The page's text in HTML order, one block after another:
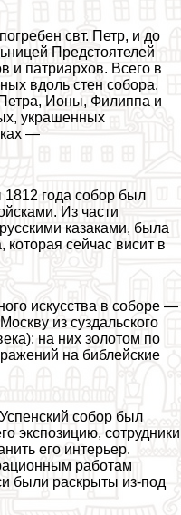
свт. Петр, и до
Предстоятелей
и патриархов. Всего в
вдоль стен собора.
Ионы, Филиппа и
украшенных
—
года собор был
Из части
казаками, была
сейчас висит в
искусства в соборе —
из суздальского
на них золотом по
на библейские
собор был
экспозицию, сотрудники
его интерьер.
работам
были раскрыты из-под